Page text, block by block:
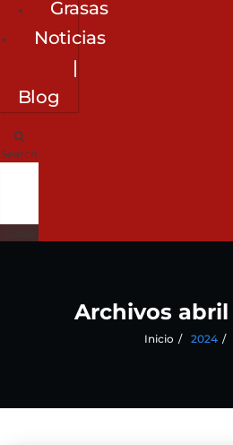
Grasas
Noticias
|
Blog
Search
Archivos abril
Inicio 2024